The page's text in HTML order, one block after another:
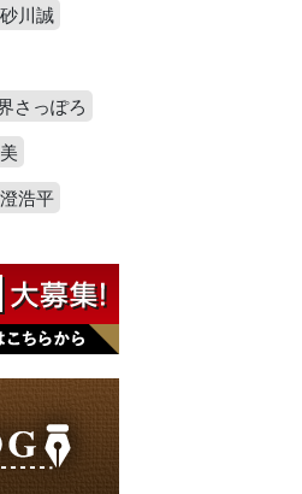
砂川誠
さっぽろ
浩平